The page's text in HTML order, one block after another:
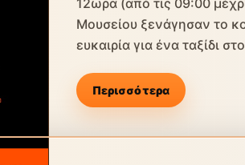
12ωρα (από τις 09:00
Μουσείου ξενάγησαν το
ευκαιρία για ένα ταξίδι
Περισσότερα